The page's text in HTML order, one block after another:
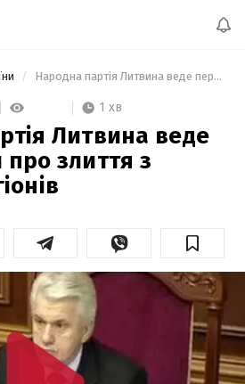
Народна партія Литвина веде переговори про злиття з Партією регіонів
1 хв
Литвина веде
злиття з